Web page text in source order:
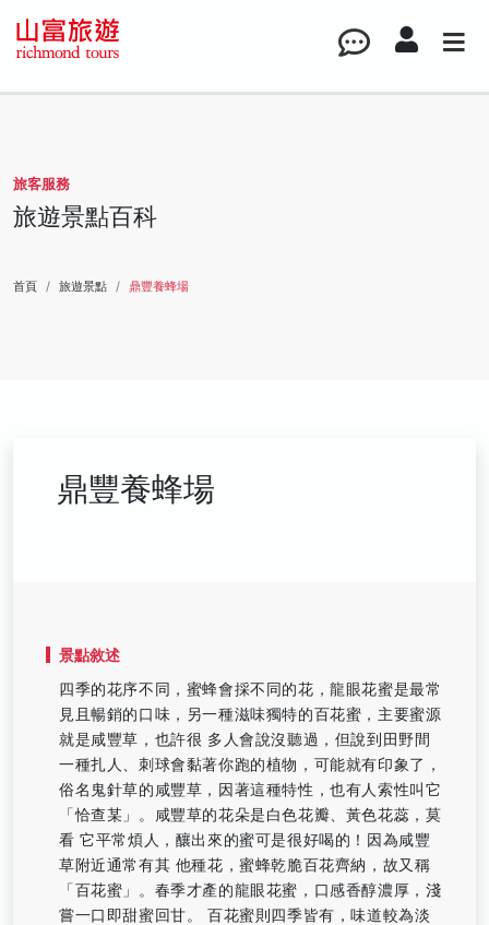
旅客服務
旅遊景點百科
首頁 旅遊景點 鼎豐養蜂場
鼎豐養蜂場
景點敘述
四季的花序不同，蜜蜂會採不同的花，龍眼花蜜是最常
見且暢銷的口味，另一種滋味獨特的百花蜜，主要蜜源
就是咸豐草，也許很 多人會說沒聽過，但說到田野間
一種扎人、刺球會黏著你跑的植物，可能就有印象了，
俗名鬼針草的咸豐草，因著這種特性，也有人索性叫它
「恰查某」。咸豐草的花朵是白色花瓣、黃色花蕊，莫
看 它平常煩人，釀出來的蜜可是很好喝的！因為咸豐
草附近通常有其 他種花，蜜蜂乾脆百花齊納，故又稱
「百花蜜」。春季才產的龍眼花蜜，口感香醇濃厚，淺
嘗一口即甜蜜回甘。 百花蜜則四季皆有，味道較為淡